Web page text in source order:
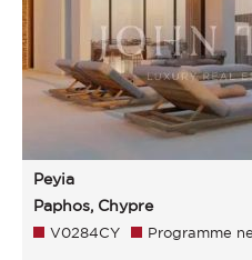
Peyia
Paphos, Chypre
V0284CY Programme